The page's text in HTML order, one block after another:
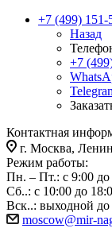
+7 (499) 151-
Назад
+7
Контактная
г. Москва,
Режим работы:
Пн. – Пт.: с 9:00 до
Сб..: с 10:00 до
Вск..: выходной до
moscow@mir-